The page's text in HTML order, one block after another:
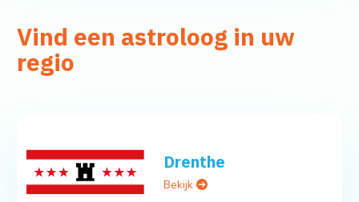
Vind een astroloog in uw
regio
Drenthe
Bekijk